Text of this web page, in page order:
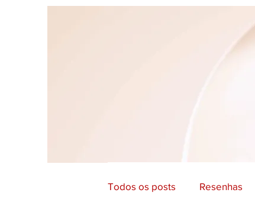
Todos os posts Resenhas